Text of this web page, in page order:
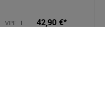
VPE: 1
42,90 €*